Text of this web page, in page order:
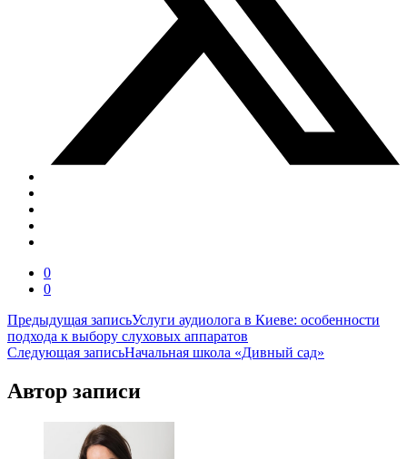
0
0
Навигация
по
Предыдущая записьУслуги аудиолога в Киеве: особенности
подхода к выбору слуховых аппаратов
Следующая записьНачальная школа «Дивный сад»
Автор записи